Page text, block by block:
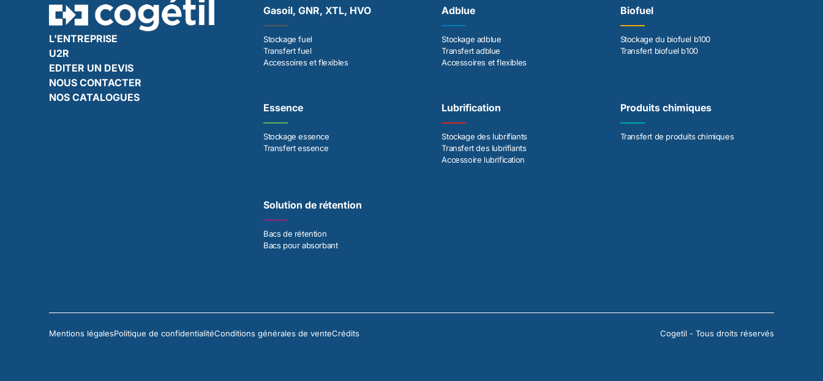
L'ENTREPRISE
U2R
EDITER UN DEVIS
NOUS CONTACTER
NOS CATALOGUES
Gasoil, GNR, XTL, HVO
Stockage fuel
Transfert fuel
Accessoires et flexibles
Adblue
Stockage adblue
Transfert adblue
Accessoires et flexibles
Biofuel
Stockage du biofuel b100
Transfert biofuel b100
Essence
Stockage essence
Transfert essence
Lubrification
Stockage des lubrifiants
Transfert des lubrifiants
Accessoire lubrification
Produits chimiques
Transfert de produits chimiques
Solution de rétention
Bacs de rétention
Bacs pour absorbant
Mentions légalesPolitique de confidentialitéConditions générales de venteCrédits Cogetil - Tous droits réservés